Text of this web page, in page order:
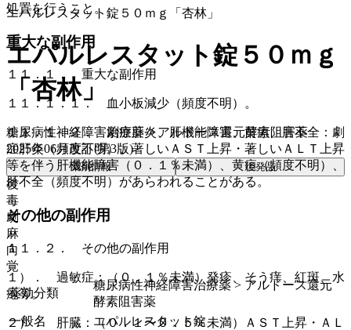
処置を行うこと。
重大な副作用
１１．１． 重大な副作用
１１．１．１． 血小板減少（頻度不明）。
１１．１．２． 劇症肝炎、肝機能障害、黄疸、肝不全：劇
症肝炎（頻度不明）、著しいＡＳＴ上昇・著しいＡＬＴ上昇
等を伴う肝機能障害（０．１％未満）、黄疸（頻度不明）、
肝不全（頻度不明）があらわれることがある。
その他の副作用
１１．２． その他の副作用
１）． 過敏症：（０．１％未満）発疹、そう痒、紅斑、水
疱等。
２）． 肝臓：（０．１〜０．５％未満）ＡＳＴ上昇・ＡＬ
エパルレスタット錠５０ｍｇ「杏林」
エパルレスタット錠５０ｍｇ
「杏林」
糖尿病性神経障害治療薬 > アルドース還元酵素阻害薬
2025年06月改訂(第3版)
薬剤情報 後発品
後
毒
劇
麻
向
覚
薬効分類
糖尿病性神経障害治療薬 > アルドース還元
酵素阻害薬
一般名
エパルレスタット錠